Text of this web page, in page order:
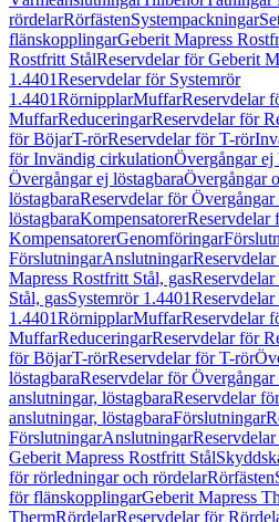
rördelarRörfästenSystempackningar
flänskopplingarGeberit Mapress
Rostfritt StålReservdelar för Geberit
1.4401Reservdelar för Systemrör
1.4401RörnipplarMuffarReservdelar
MuffarReduceringarReservdelar för
för BöjarT-rörReservdelar för T-rör
för Invändig cirkulationÖvergångar ej
Övergångar ej löstagbaraÖvergångar
löstagbaraReservdelar för Övergångar
löstagbaraKompensatorerReservdelar
KompensatorerGenomföringar
FörslutningarAnslutningar
Mapress Rostfritt Stål, gas
Stål, gasSystemrör 1.4401
1.4401RörnipplarMuffarReservdelar
MuffarReduceringarReservdelar för
för BöjarT-rörReservdelar för T-rör
löstagbaraReservdelar för Övergångar
anslutningar, löstagbaraReservdelar
anslutningar, löstagbaraFörslutningar
FörslutningarAnslutningar
Geberit Mapress Rostfritt Stål
för rörledningar och rördelarRörfästen
för flänskopplingarGeberit Mapress
ThermRördelarReservdelar för